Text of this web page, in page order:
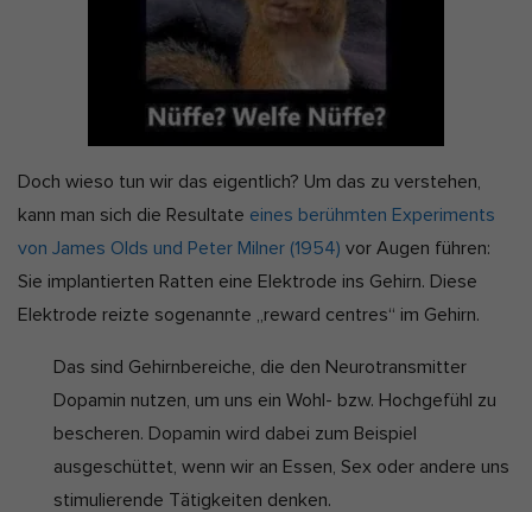
Doch wieso tun wir das eigentlich? Um das zu verstehen,
kann man sich die Resultate eines berühmten Experiments
von James Olds und Peter Milner (1954) vor Augen führen:
Sie implantierten Ratten eine Elektrode ins Gehirn. Diese
Elektrode reizte sogenannte „reward centres“ im Gehirn.
Das sind Gehirnbereiche, die den Neurotransmitter
Dopamin nutzen, um uns ein Wohl- bzw. Hochgefühl zu
bescheren. Dopamin wird dabei zum Beispiel
ausgeschüttet, wenn wir an Essen, Sex oder andere uns
stimulierende Tätigkeiten denken.